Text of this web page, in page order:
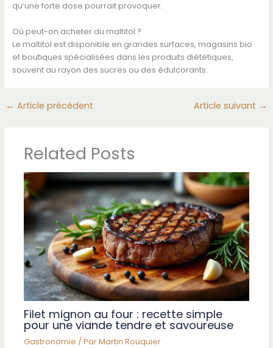
qu’une forte dose pourrait provoquer.
Où peut-on acheter du maltitol ?
Le maltitol est disponible en grandes surfaces, magasins bio
et boutiques spécialisées dans les produits diététiques,
souvent au rayon des sucres ou des édulcorants.
← Article précédent Article suivant →
Related Posts
Filet mignon au four : recette simple
pour une viande tendre et savoureuse
Gastronomie / ParMartin Rouquier